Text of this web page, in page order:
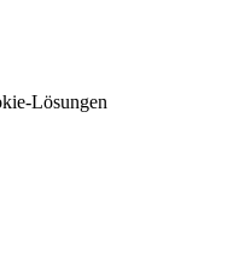
Lösungen